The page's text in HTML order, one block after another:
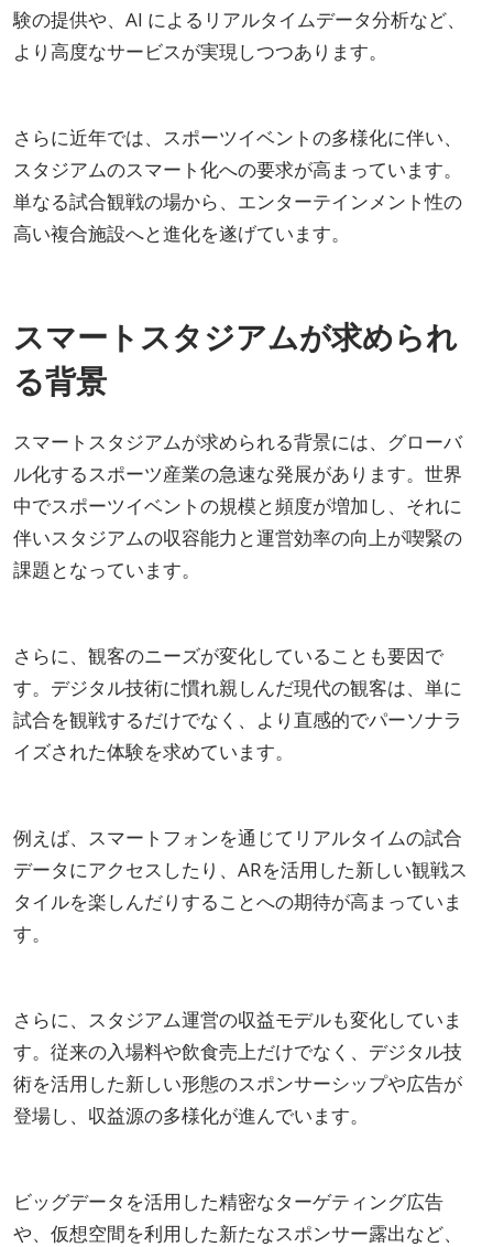
験の提供や、AI によるリアルタイムデータ分析など、
より高度なサービスが実現しつつあります。
さらに近年では、スポーツイベントの多様化に伴い、
スタジアムのスマート化への要求が高まっています。
単なる試合観戦の場から、エンターテインメント性の
高い複合施設へと進化を遂げています。
スマートスタジアムが求められ
る背景
スマートスタジアムが求められる背景には、グローバ
ル化するスポーツ産業の急速な発展があります。世界
中でスポーツイベントの規模と頻度が増加し、それに
伴いスタジアムの収容能力と運営効率の向上が喫緊の
課題となっています。
さらに、観客のニーズが変化していることも要因で
す。デジタル技術に慣れ親しんだ現代の観客は、単に
試合を観戦するだけでなく、より直感的でパーソナラ
イズされた体験を求めています。
例えば、スマートフォンを通じてリアルタイムの試合
データにアクセスしたり、ARを活用した新しい観戦ス
タイルを楽しんだりすることへの期待が高まっていま
す。
さらに、スタジアム運営の収益モデルも変化していま
す。従来の入場料や飲食売上だけでなく、デジタル技
術を活用した新しい形態のスポンサーシップや広告が
登場し、収益源の多様化が進んでいます。
ビッグデータを活用した精密なターゲティング広告
や、仮想空間を利用した新たなスポンサー露出など、